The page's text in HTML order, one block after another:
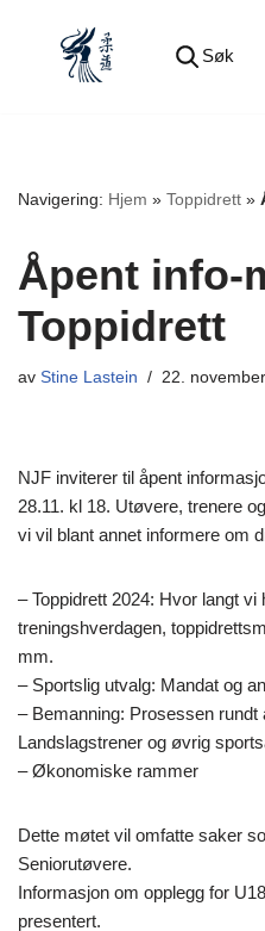
Søk
Navigering: Hjem » Toppidrett »
Åpent info-
Toppidrett
av Stine Lastein 22.
NJF inviterer til åpent
28.11. kl 18. Utøvere, trenere
vi vil blant annet informere om
– Toppidrett 2024: Hvor langt
treningshverdagen,
mm.
– Sportslig utvalg: Mandat og
– Bemanning: Prosessen rundt
Landslagstrener og øvrig
– Økonomiske rammer
Dette møtet vil omfatte saker
Seniorutøvere.
Informasjon om opplegg for
presentert.